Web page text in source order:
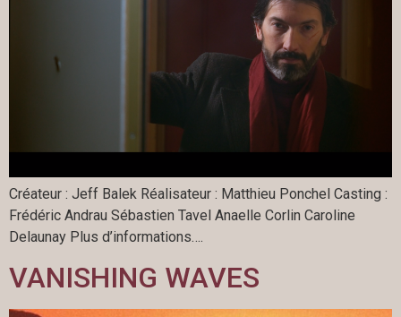
Créateur : Jeff Balek Réalisateur : Matthieu Ponchel Casting :
Frédéric Andrau Sébastien Tavel Anaelle Corlin Caroline
Delaunay Plus d’informations….
VANISHING WAVES